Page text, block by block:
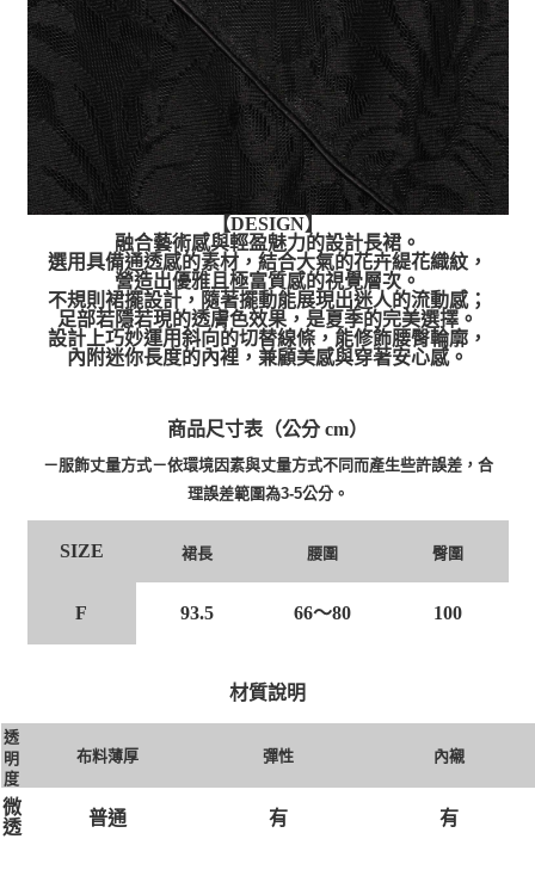
【DESIGN】
融合藝術感與輕盈魅力的設計長裙。
選用具備通透感的素材，結合大氣的花卉緹花織紋，
營造出優雅且極富質感的視覺層次。
不規則裙擺設計，隨著擺動能展現出迷人的流動感；
足部若隱若現的透膚色效果，是夏季的完美選擇。
設計上巧妙運用斜向的切替線條，能修飾腰臀輪廓，
內附迷你長度的內裡，兼顧美感與穿著安心感。
商品尺寸表（公分 cm）
－服飾丈量方式－依環境因素與丈量方式不同而產生些許誤差，合
理誤差範圍為3-5公分。
SIZE 裙長 腰圍 臀圍
F 93.5 66～80 100
材質說明
透
明
度
布料薄厚 彈性 內襯
微
透
普通 有 有